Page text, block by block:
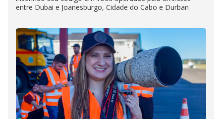
entre Dubai e Joanesburgo, Cidade do Cabo e Durban